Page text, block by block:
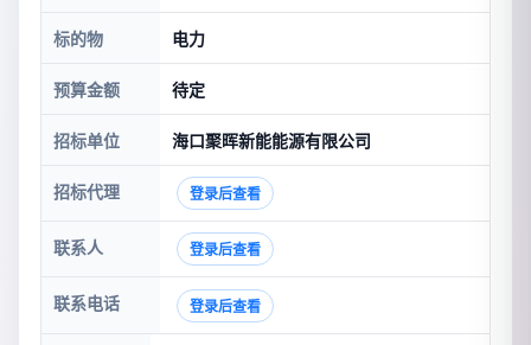
标的物 电力
预算金额 待定
招标单位 海口聚晖新能能源有限公司
招标代理 登录后查看
联系人 登录后查看
联系电话 登录后查看